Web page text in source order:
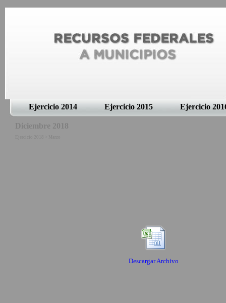
Ejercicio 2014 Ejercicio 2015 Ejercicio
Diciembre 2018
Descargar Archivo